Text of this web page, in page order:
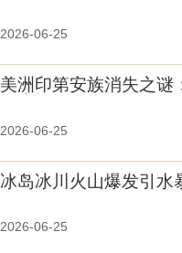
2026-06-25
美洲印第安族消失之谜
2026-06-25
冰岛冰川火山爆发引水
2026-06-25